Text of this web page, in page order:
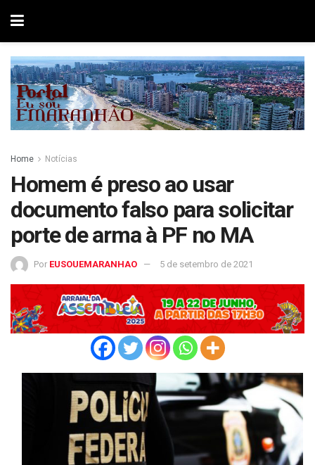
Home Notícias
Homem é preso ao usar
documento falso para solicitar
porte de arma à PF no MA
Por EUSOUEMARANHAO 5 de setembro de 2021